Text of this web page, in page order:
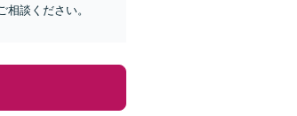
談ください。